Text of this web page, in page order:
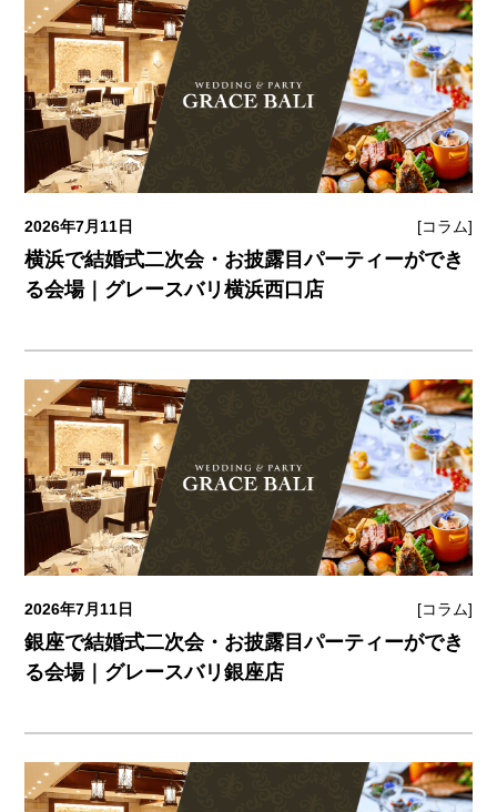
2026年7月11日 [コラム]
横浜で結婚式二次会・お披露目パーティーができ
る会場｜グレースバリ横浜西口店
2026年7月11日 [コラム]
銀座で結婚式二次会・お披露目パーティーができ
る会場｜グレースバリ銀座店